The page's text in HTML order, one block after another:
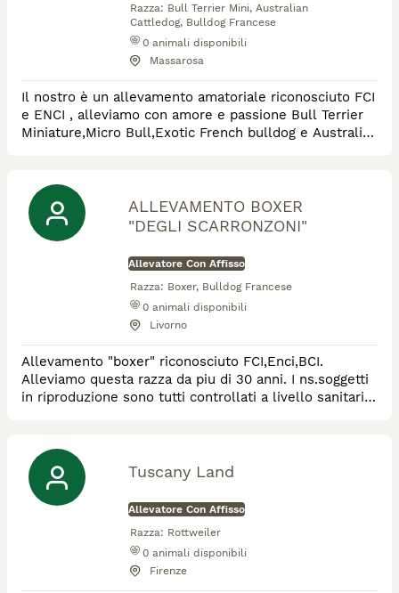
Razza: Bull Terrier Mini, Australian
Cattledog, Bulldog Francese
0 animali disponibili
Massarosa
Il nostro è un allevamento amatoriale riconosciuto FCI
e ENCI , alleviamo con amore e passione Bull Terrier
Miniature,Micro Bull,Exotic French bulldog e Australian
ALLEVAMENTO BOXER
"DEGLI SCARRONZONI"
Allevatore Con Affisso
Razza: Boxer, Bulldog Francese
0 animali disponibili
Livorno
Allevamento "boxer" riconosciuto FCI,Enci,BCI.
Alleviamo questa razza da piu di 30 anni. I ns.soggetti
in riproduzione sono tutti controllati a livello sanitario
alleviamo anche Bouledogue francesi con le stesse
garanzie
Tuscany Land
Allevatore Con Affisso
Razza: Rottweiler
0 animali disponibili
Firenze